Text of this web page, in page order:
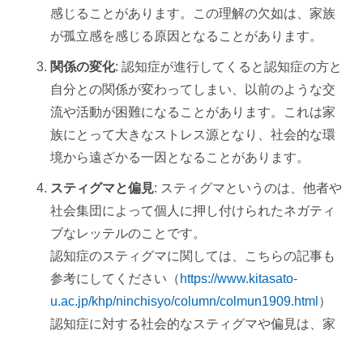
感じることがあります。この理解の欠如は、家族
が孤立感を感じる原因となることがあります。
関係の変化: 認知症が進行してくると認知症の方と
自分との関係が変わってしまい、以前のような交
流や活動が困難になることがあります。これは家
族にとって大きなストレス源となり、社会的な環
境から遠ざかる一因となることがあります。
スティグマと偏見: スティグマというのは、他者や
社会集団によって個人に押し付けられたネガティ
ブなレッテルのことです。
認知症のスティグマに関しては、こちらの記事も
参考にしてください（ https://www.kitasato-
u.ac.jp/khp/ninchisyo/column/colmun1909.html ）
認知症に対する社会的なスティグマや偏見は、家